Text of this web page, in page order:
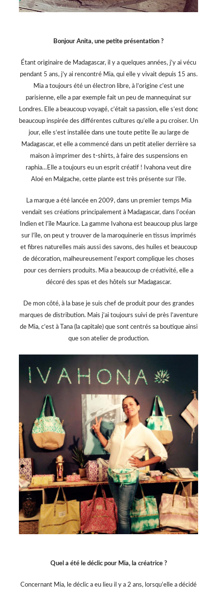
Bonjour Anita, une petite présentation ?
Étant originaire de Madagascar, il y a quelques années, j’y ai vécu
pendant 5 ans, j’y ai rencontré Mia, qui elle y vivait depuis 15 ans.
Mia a toujours été un électron libre, à l’origine c’est une
parisienne, elle a par exemple fait un peu de mannequinat sur
Londres. Elle a beaucoup voyagé, c’était sa passion, elle s’est donc
beaucoup inspirée des différentes cultures qu’elle a pu croiser. Un
jour, elle s‘est installée dans une toute petite île au large de
Madagascar, et elle a commencé dans un petit atelier derrière sa
maison à imprimer des t-shirts, à faire des suspensions en
raphia…Elle a toujours eu un esprit créatif ! Ivahona veut dire
Aloé en Malgache, cette plante est très présente sur l’île.
La marque a été lancée en 2009, dans un premier temps Mia
vendait ses créations principalement à Madagascar, dans l’océan
Indien et l’île Maurice. La gamme Ivahona est beaucoup plus large
sur l’île, on peut y trouver de la maroquinerie en tissus imprimés
et fibres naturelles mais aussi des savons, des huiles et beaucoup
de décoration, malheureusement l’export complique les choses
pour ces derniers produits. Mia a beaucoup de créativité, elle a
décoré des spas et des hôtels sur Madagascar.
De mon côté, à la base je suis chef de produit pour des grandes
marques de distribution. Mais j’ai toujours suivi de près l’aventure
de Mia, c’est à Tana (la capitale) que sont centrés sa boutique ainsi
que son atelier de production.
Quel a été le déclic pour Mia, la créatrice ?
Concernant Mia, le déclic a eu lieu il y a 2 ans, lorsqu’elle a décidé